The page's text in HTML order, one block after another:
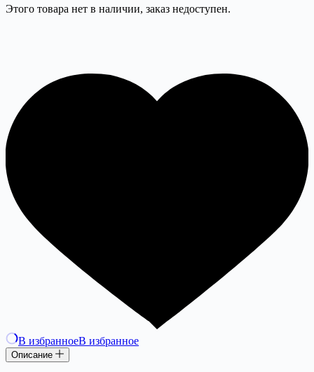
Этого товара нет в наличии, заказ недоступен.
В избранноеВ избранное
Описание